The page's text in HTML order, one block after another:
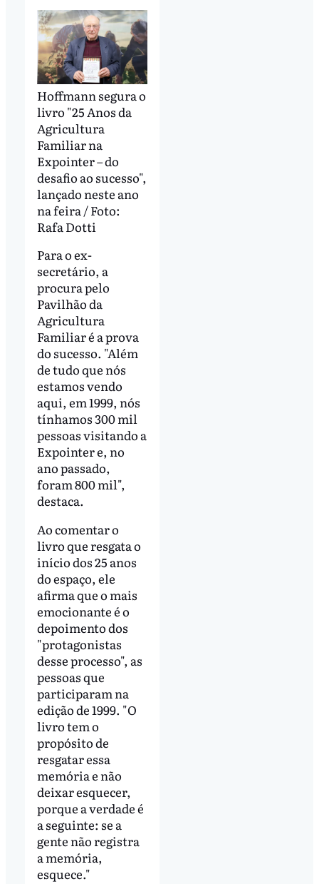
Hoffmann segura o
livro "25 Anos da
Agricultura
Familiar na
Expointer – do
desafio ao sucesso",
lançado neste ano
na feira / Foto:
Rafa Dotti
Para o ex-
secretário, a
procura pelo
Pavilhão da
Agricultura
Familiar é a prova
do sucesso. "Além
de tudo que nós
estamos vendo
aqui, em 1999, nós
tínhamos 300 mil
pessoas visitando a
Expointer e, no
ano passado,
foram 800 mil",
destaca.
Ao comentar o
livro que resgata o
início dos 25 anos
do espaço, ele
afirma que o mais
emocionante é o
depoimento dos
"protagonistas
desse processo", as
pessoas que
participaram na
edição de 1999. "O
livro tem o
propósito de
resgatar essa
memória e não
deixar esquecer,
porque a verdade é
a seguinte: se a
gente não registra
a memória,
esquece."